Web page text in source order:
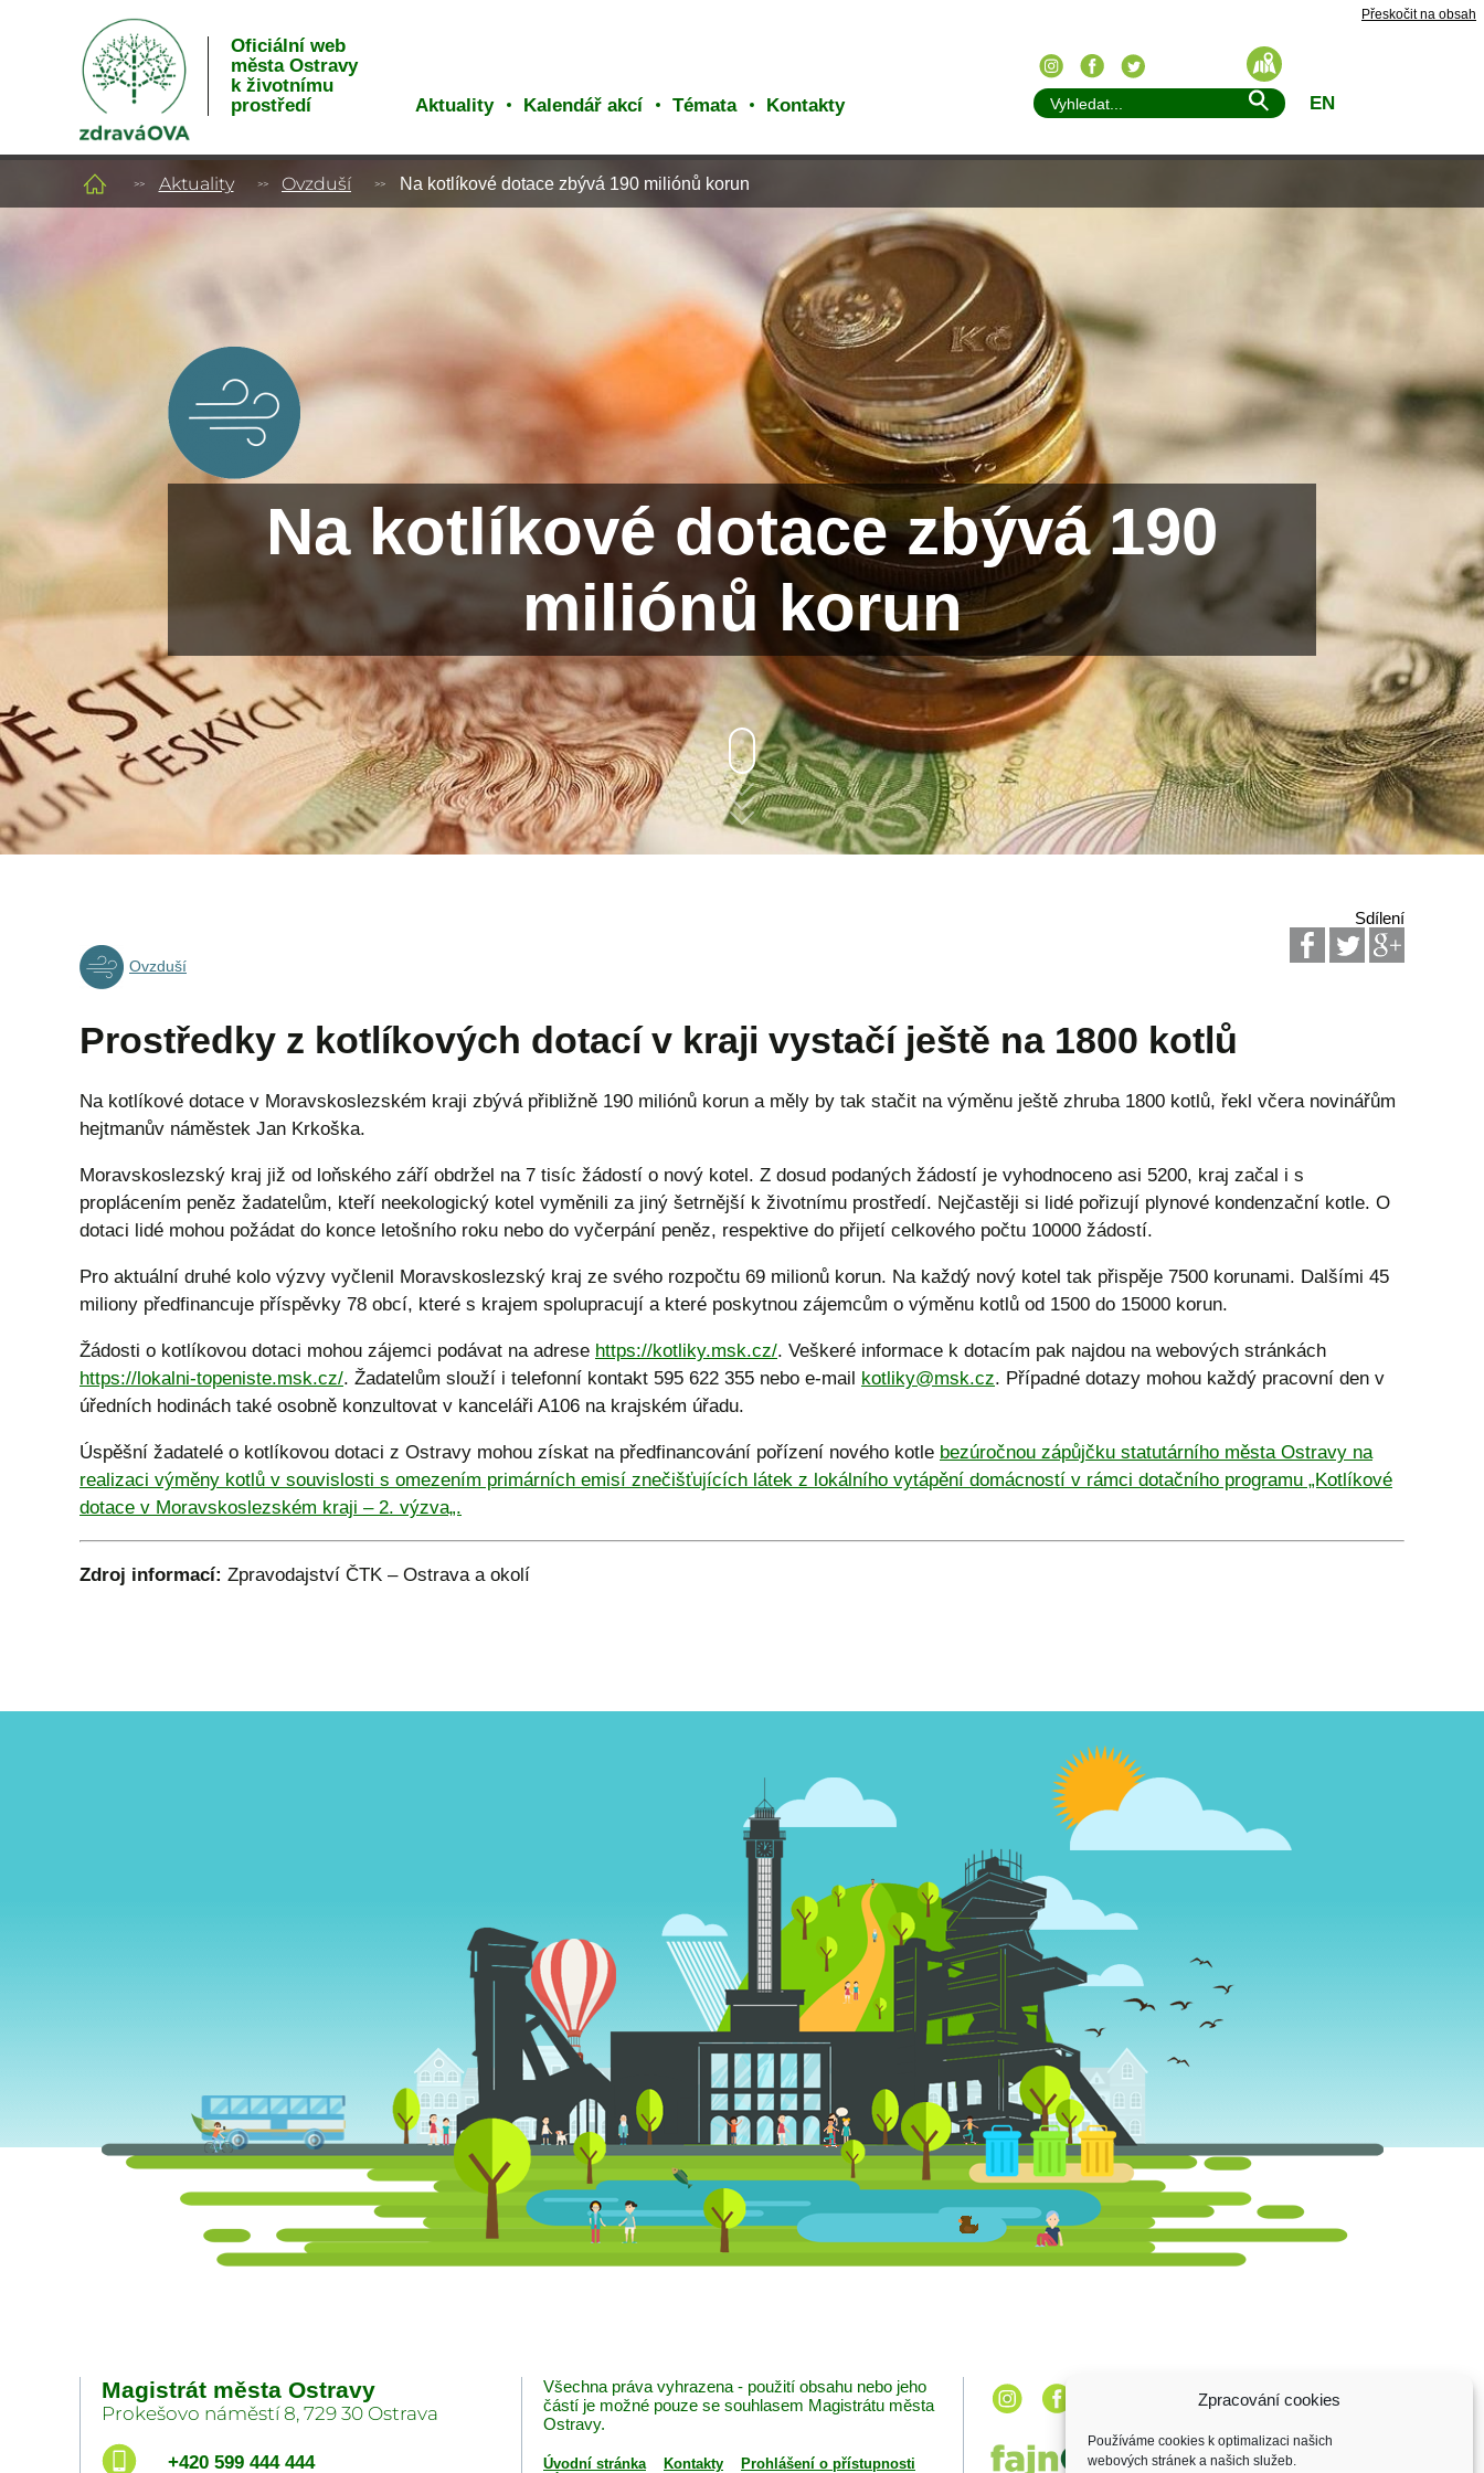
Zpracování cookies
Používáme cookies k optimalizaci našich
webových stránek a našich služeb.
Přeskočit na obsah
Oficiální web
města Ostravy
k životnímu
prostředí
Aktuality Kalendář akcí Témata Kontakty EN
Aktuality Ovzduší Na kotlíkové dotace zbývá 190 miliónů korun
Na kotlíkové dotace zbývá 190
miliónů korun
Sdílení
Ovzduší
Prostředky z kotlíkových dotací v kraji vystačí ještě na 1800 kotlů
Na kotlíkové dotace v Moravskoslezském kraji zbývá přibližně 190 miliónů korun a měly by tak stačit na výměnu ještě zhruba 1800 kotlů, řekl včera novinářům
hejtmanův náměstek Jan Krkoška.
Moravskoslezský kraj již od loňského září obdržel na 7 tisíc žádostí o nový kotel. Z dosud podaných žádostí je vyhodnoceno asi 5200, kraj začal i s
proplácením peněz žadatelům, kteří neekologický kotel vyměnili za jiný šetrnější k životnímu prostředí. Nejčastěji si lidé pořizují plynové kondenzační kotle. O
dotaci lidé mohou požádat do konce letošního roku nebo do vyčerpání peněz, respektive do přijetí celkového počtu 10000 žádostí.
Pro aktuální druhé kolo výzvy vyčlenil Moravskoslezský kraj ze svého rozpočtu 69 milionů korun. Na každý nový kotel tak přispěje 7500 korunami. Dalšími 45
miliony předfinancuje příspěvky 78 obcí, které s krajem spolupracují a které poskytnou zájemcům o výměnu kotlů od 1500 do 15000 korun.
Žádosti o kotlíkovou dotaci mohou zájemci podávat na adrese https://kotliky.msk.cz/. Veškeré informace k dotacím pak najdou na webových stránkách
https://lokalni-topeniste.msk.cz/. Žadatelům slouží i telefonní kontakt 595 622 355 nebo e-mail kotliky@msk.cz. Případné dotazy mohou každý pracovní den v
úředních hodinách také osobně konzultovat v kanceláři A106 na krajském úřadu.
Úspěšní žadatelé o kotlíkovou dotaci z Ostravy mohou získat na předfinancování pořízení nového kotle bezúročnou zápůjčku statutárního města Ostravy na
realizaci výměny kotlů v souvislosti s omezením primárních emisí znečišťujících látek z lokálního vytápění domácností v rámci dotačního programu „Kotlíkové
dotace v Moravskoslezském kraji – 2. výzva„.
Zdroj informací: Zpravodajství ČTK – Ostrava a okolí
Magistrát města Ostravy
Prokešovo náměstí 8, 729 30 Ostrava
+420 599 444 444
Všechna práva vyhrazena - použití obsahu nebo jeho
částí je možné pouze se souhlasem Magistrátu města
Ostravy.
Úvodní stránka Kontakty
Prohlášení o přístupnosti